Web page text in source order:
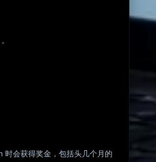
会获得奖金，包括头几个月的